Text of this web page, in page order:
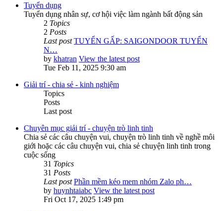
Tuyển dụng
Tuyển dụng nhân sự, cơ hội việc làm ngành bất động sản
2 Topics
2 Posts
Last post TUYỂN GẤP: SAIGONDOOR TUYỂN
N…
by khatran View the latest post
Tue Feb 11, 2025 9:30 am
Giải trí - chia sẻ - kinh nghiệm
Topics
Posts
Last post
Chuyên mục giải trí - chuyện trò linh tinh
Chia sẻ các câu chuyện vui, chuyện trò linh tinh về nghề môi
giới hoặc các câu chuyện vui, chia sẻ chuyện linh tinh trong
cuộc sống
31 Topics
31 Posts
Last post Phần mềm kéo mem nhóm Zalo ph…
by huynhtaiabc View the latest post
Fri Oct 17, 2025 1:49 pm